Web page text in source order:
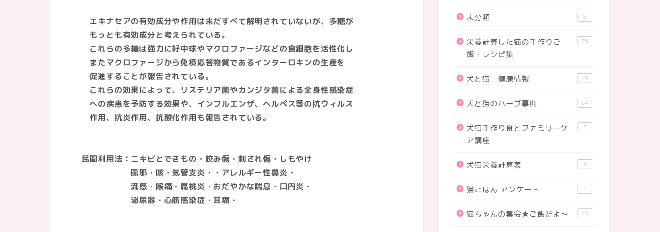
エキナセアの有効成分や作用は未だすべて解明されていないが、多糖が
もっとも有効成分と考えられている。
これらの多糖は強力に好中球やマクロファージなどの食細胞を活性化し
またマクロファージから免疫応答物質であるインターロキンの生産を
促進することが報告されている。
これらの効果によって、リステリア菌やカンジタ菌による全身性感染症
への疾患を予防する効果や、インフルエンザ、ヘルペス等の抗ウィルス
作用、抗炎作用、抗酸化作用も報告されている。
民間利用法：ニキビとできもの・咬み傷・刺され傷・しもやけ
風邪・咳・気管支炎・・アレルギー性鼻炎・
流感・喉痛・扁桃炎・おだやかな喘息・口内炎・
泌尿器・心筋感染症・耳痛・
未分類 8
栄養計算した猫の手作りご
飯・レシピ集
25
犬と猫 健康情報 15
犬と猫のハーブ事典 64
犬猫手作り食とファミリーケ
ア講座
3
犬猫栄養計算表 9
猫ごはん アンケート 1
猫ちゃんの集会★ご飯だよ～ 16